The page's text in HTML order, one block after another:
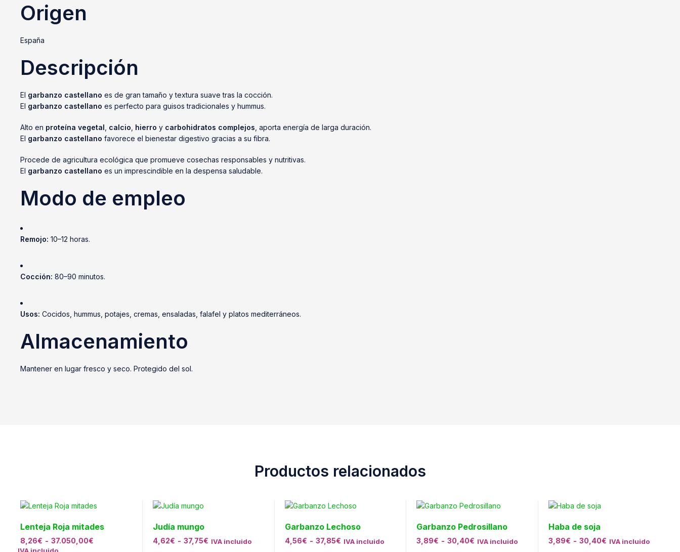
Origen
España
Descripción
El garbanzo castellano es de gran tamaño y textura suave tras la cocción.
El garbanzo castellano es perfecto para guisos tradicionales y hummus.
Alto en proteína vegetal , calcio, hierro y carbohidratos complejos, aporta energía de larga duración.
El garbanzo castellano favorece el bienestar digestivo gracias a su fibra.
Procede de agricultura ecológica que promueve cosechas responsables y nutritivas.
El garbanzo castellano es un imprescindible en la despensa saludable.
Modo de empleo
Remojo: 10–12 horas.
Cocción: 80–90 minutos.
Usos: Cocidos, hummus, potajes, cremas, ensaladas, falafel y platos mediterráneos.
Almacenamiento
Mantener en lugar fresco y seco. Protegido del sol.
Productos relacionados
Lenteja Roja mitades
8,26€ - 37.050,00€
Judía mungo
4,62€ - 37,75€ IVA incluido
Garbanzo Lechoso
4,56€ - 37,85€ IVA incluido
Garbanzo Pedrosillano
3,89€ - 30,40€ IVA incluido
Haba de soja
3,89€ - 30,40€ IVA incluido